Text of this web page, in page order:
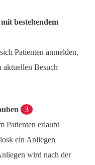
bestehendem
Patienten anmelden,
aktuellen Besuch
3
Patienten erlaubt
ein Anliegen
wird nach der